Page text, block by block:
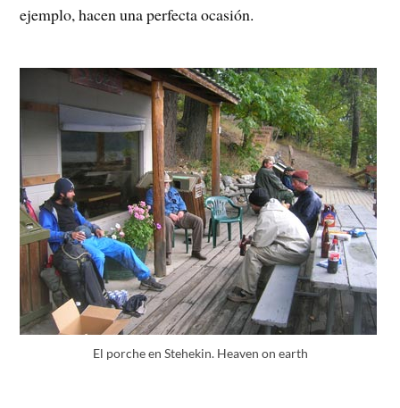
ejemplo, hacen una perfecta ocasión.
El porche en Stehekin. Heaven on earth